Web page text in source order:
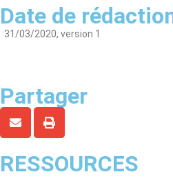
Date de
31/03/2020, version 1
Partager
RESSOURCES